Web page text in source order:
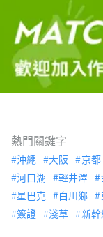
熱門關鍵字
沖繩 大阪 京都
河口湖
輕井澤
星巴克
白川鄉
簽證
淺草 新幹